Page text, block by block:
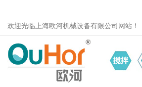
欢迎光临上海欧河机械设备有限公司网站！